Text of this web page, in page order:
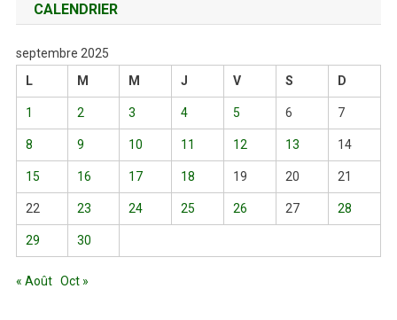
CALENDRIER
septembre 2025
L
M M J V S D
1 2 3 4 5 6 7
8 9 10 11 12 13 14
15 16 17 18 19 20 21
22 23 24 25 26 27 28
29 30
« Août Oct »